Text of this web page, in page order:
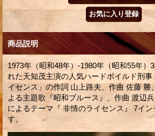
商品説明
1973年（昭和48年）-1980年（昭和55年）
れた天知茂主演の人気ハードボイルド刑事
イセンス」の作詞 山上路夫、作曲 佐藤 勝
よる主題歌『昭和ブルース』、作曲 渡辺
によるテーマ『 非情のライセンス』 7イ
す。